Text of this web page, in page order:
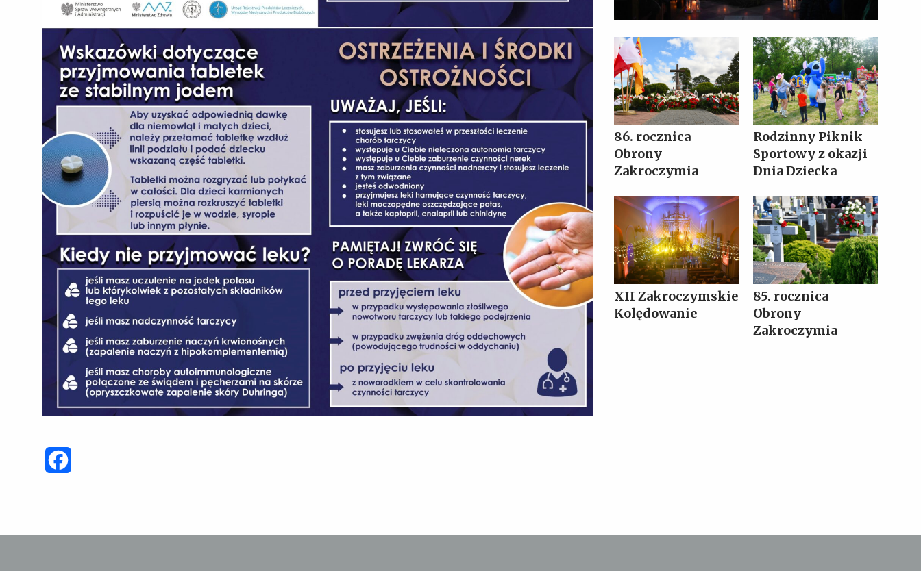
86. rocznica
Obrony
Zakroczymia
Rodzinny Piknik
Sportowy z okazji
Dnia Dziecka
XII Zakroczymskie
Kolędowanie
85. rocznica
Obrony
Zakroczymia